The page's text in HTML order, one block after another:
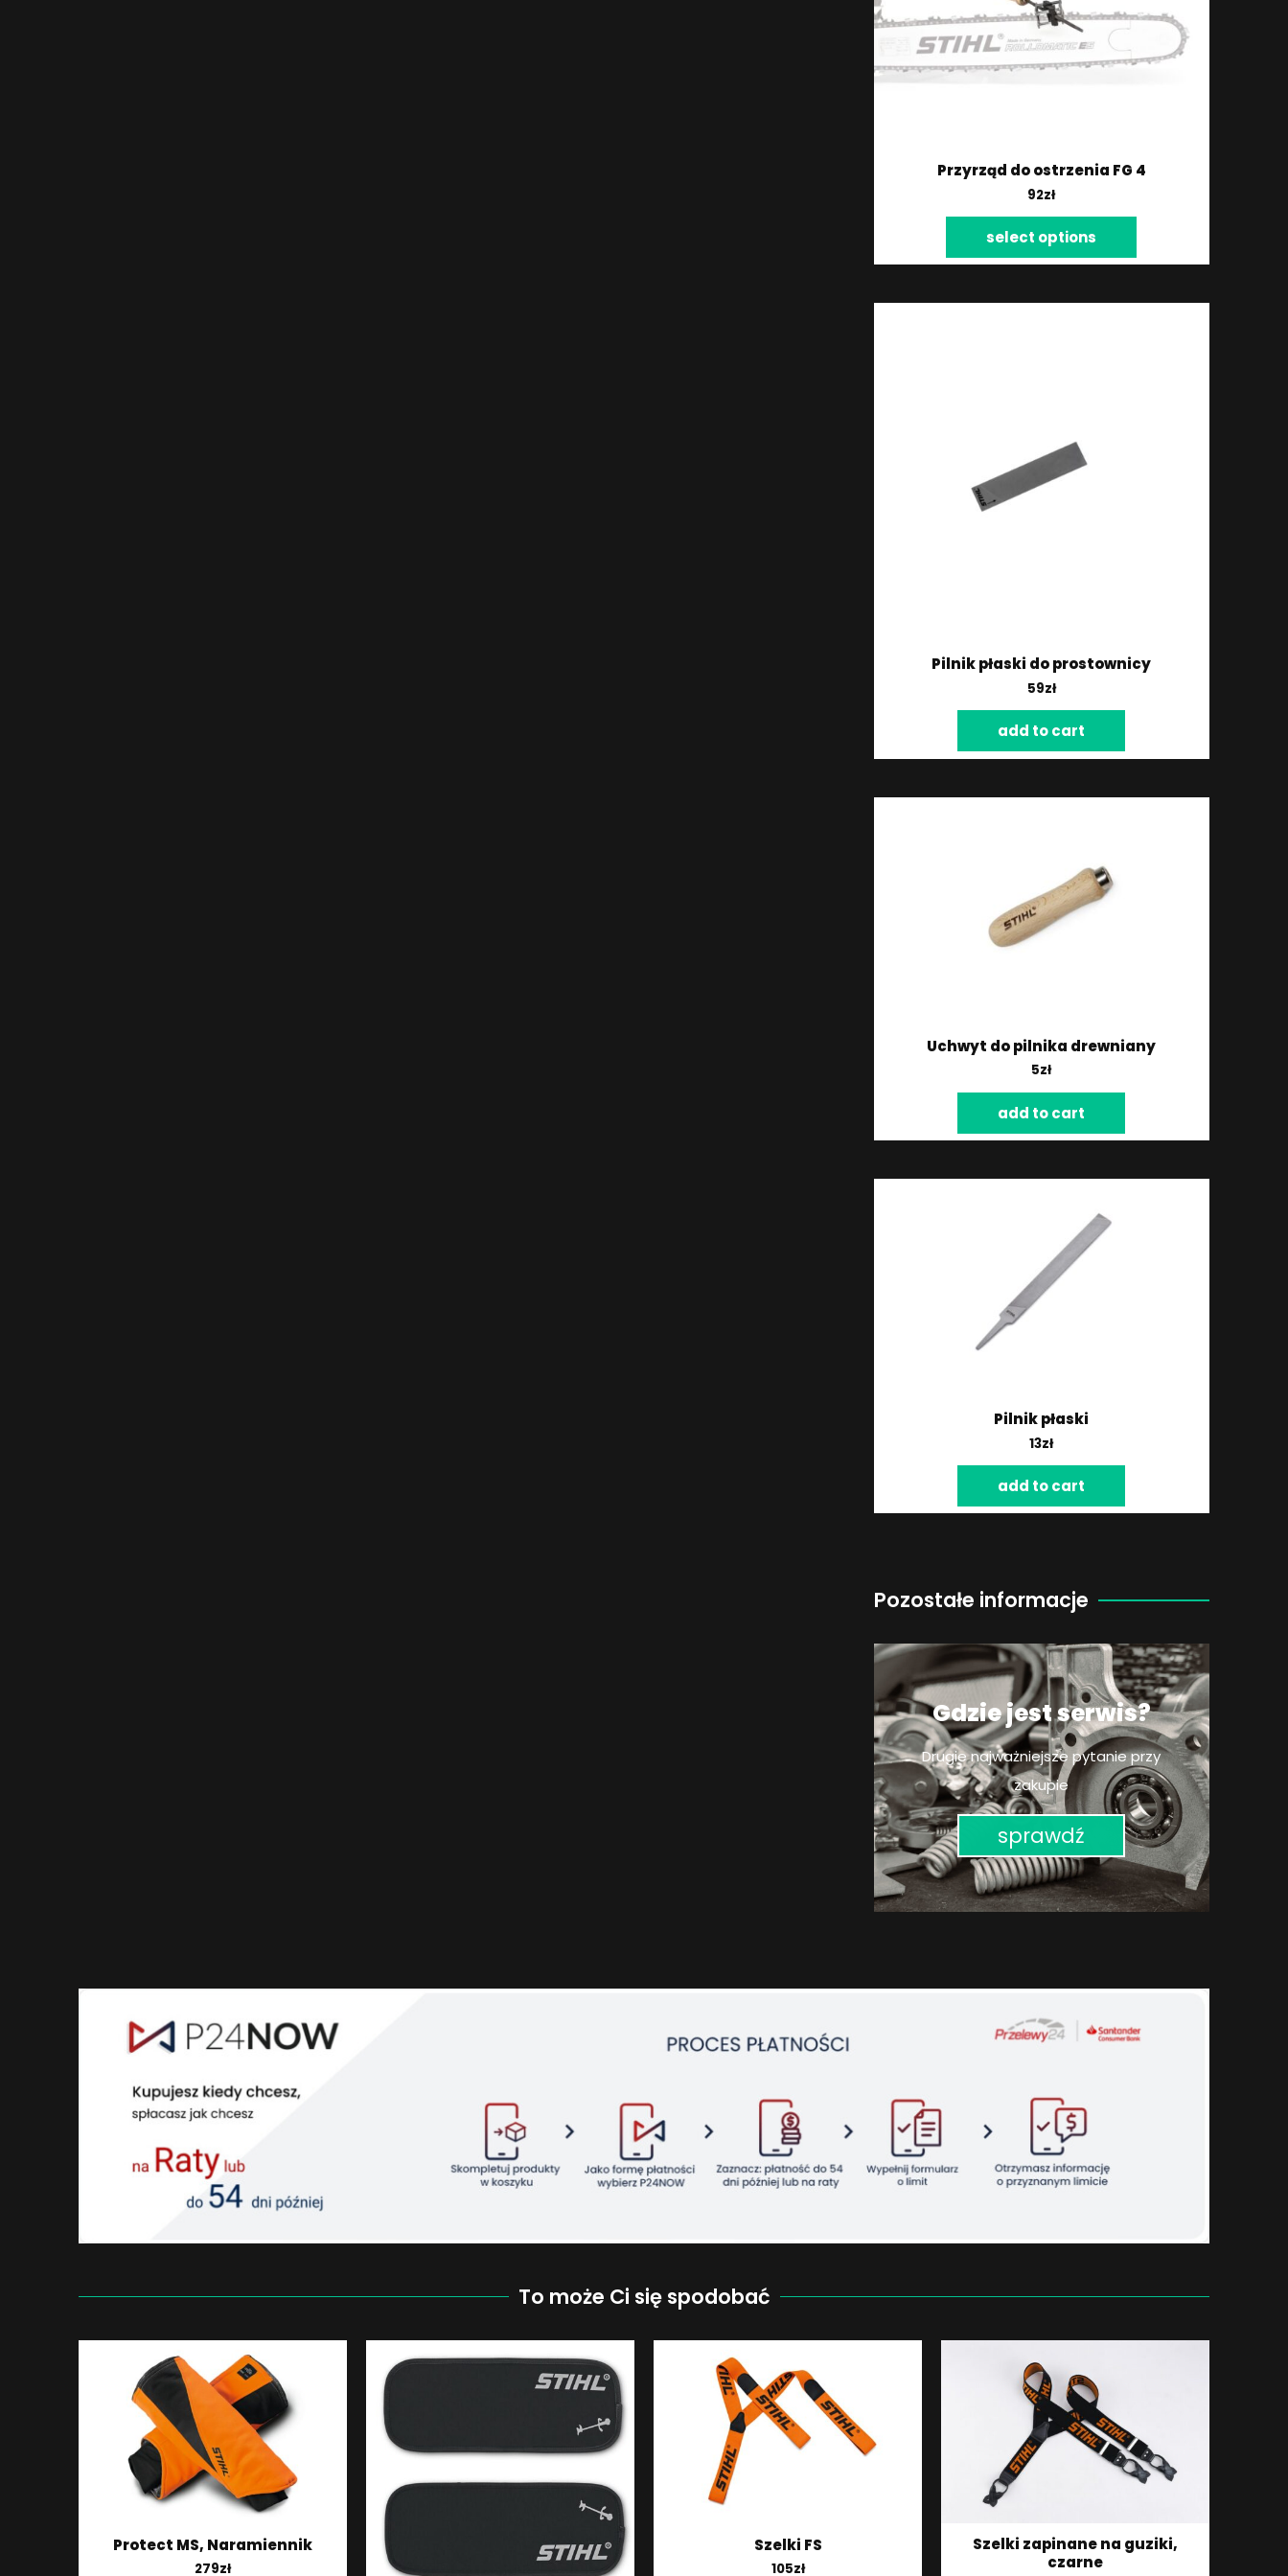
Przyrząd do ostrzenia FG 4
92zł
select options
Pilnik płaski do prostownicy
59zł
add to cart
Uchwyt do pilnika drewniany
5zł
add to cart
Pilnik płaski
13zł
add to cart
Pozostałe informacje
Gdzie jest serwis?
Drugie najważniejsze pytanie przy
zakupie
sprawdź
To może Ci się spodobać
Protect MS, Naramiennik
279zł
Szelki FS
105zł
Szelki zapinane na guziki,
czarne